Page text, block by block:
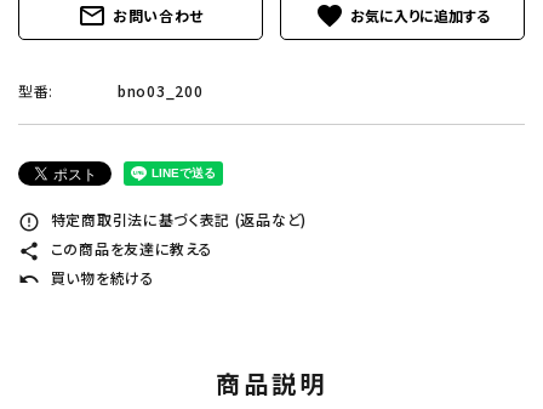
mail_outline お問い合わせ favorite
型番: bno03_200
error_outline 特定商取引法に基づく表記 (返品など)
share この商品を友達に教える
undo 買い物を続ける
商品説明